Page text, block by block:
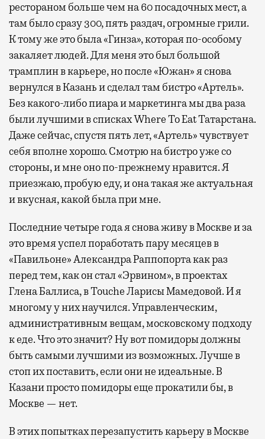
рестораном больше чем на 60 посадочных мест, а
там было сразу 300, пять раздач, огромные грили.
К тому же это была «Гинза», которая по-особому
закаляет людей. Для меня это был большой
трамплин в карьере, но после «Южан» я снова
вернулся в Казань и сделал там бистро «Артель».
Без какого-либо пиара и маркетинга мы два раза
были лучшими в списках Where To Eat Татарстана.
Даже сейчас, спустя пять лет, «Артель» чувствует
себя вполне хорошо. Смотрю на бистро уже со
стороны, и мне оно по-прежнему нравится. Я
приезжаю, пробую еду, и она такая же актуальная
и вкусная, какой была при мне.
Последние четыре года я снова живу в Москве и за
это время успел поработать пару месяцев в
«Павильоне» Александра Раппопорта как раз
перед тем, как он стал «Эрвином», в проектах
Глена Баллиса, в Touche Ларисы Мамедовой. И я
многому у них научился. Управленческим,
административным вещам, московскому подходу
к еде. Что это значит? Ну вот помидоры должны
быть самыми лучшими из возможных. Лучше в
стоп их поставить, если они не идеальные. В
Казани просто помидоры еще прокатили бы, в
Москве — нет.
В этих попытках перезапустить карьеру в Москве